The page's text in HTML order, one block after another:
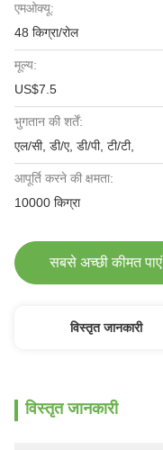
एमओक्यू:
48 किग्रा/रोल
मूल्य:
US$7.5
भुगतान की शर्तें:
एल/सी, डी/ए, डी/पी, टी/टी,
आपूर्ति करने की क्षमता:
10000 किग्रा
सबसे अच्छी कीमत पाएं
विस्तृत जानकारी
विस्तृत जानकारी